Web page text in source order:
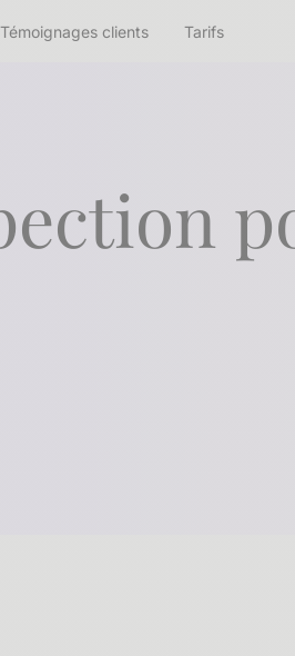
Témoignages clients Tarifs